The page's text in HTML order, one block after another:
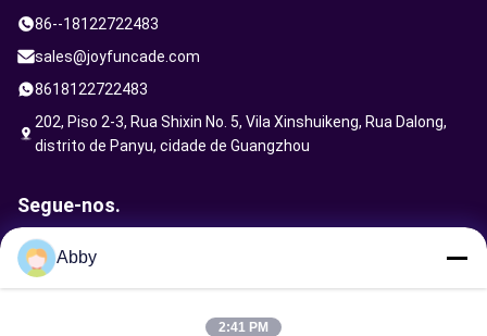
86--18122722483
sales@joyfuncade.com
8618122722483
202, Piso 2-3, Rua Shixin No. 5, Vila Xinshuikeng, Rua Dalong,
distrito de Panyu, cidade de Guangzhou
Segue-nos.
Abby
2:41 PM